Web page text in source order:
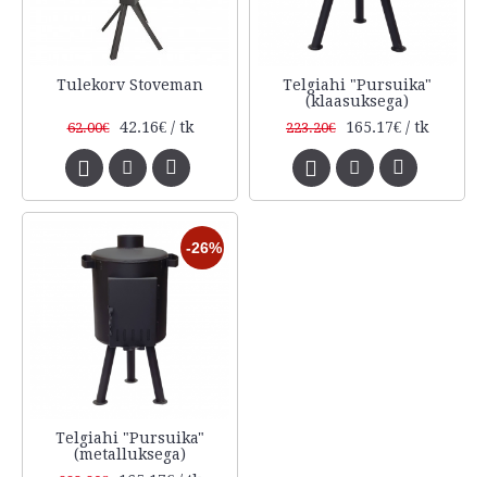
Tulekorv Stoveman
62.00€ 42.16€ / tk
Telgiahi "Pursuika"
(klaasuksega)
223.20€ 165.17€ / tk
-26%
Telgiahi "Pursuika"
(metalluksega)